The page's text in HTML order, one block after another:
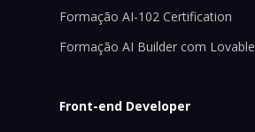
Formação AI-102 Certification
Formação AI Builder com Lovable
Front-end Developer